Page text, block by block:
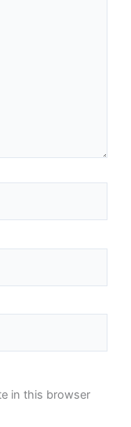
in this browser